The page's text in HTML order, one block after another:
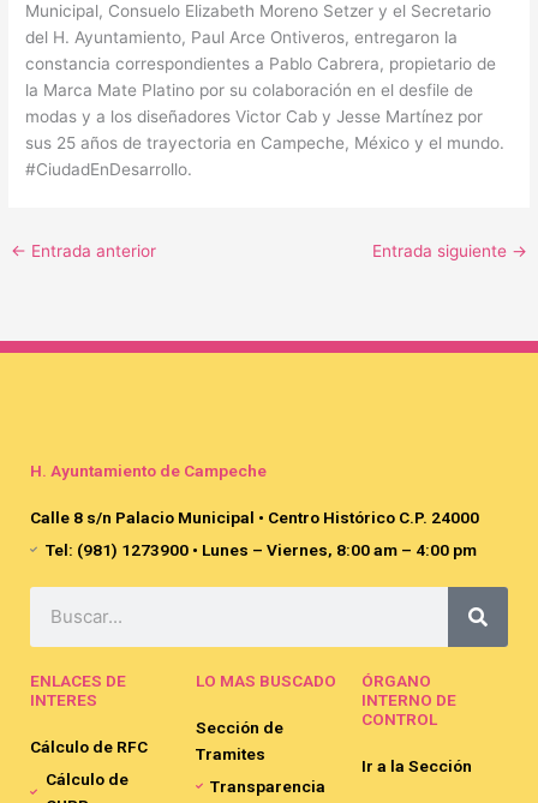
Municipal, Consuelo Elizabeth Moreno Setzer y el Secretario
del H. Ayuntamiento, Paul Arce Ontiveros, entregaron la
constancia correspondientes a Pablo Cabrera, propietario de
la Marca Mate Platino por su colaboración en el desfile de
modas y a los diseñadores Victor Cab y Jesse Martínez por
sus 25 años de trayectoria en Campeche, México y el mundo.
#CiudadEnDesarrollo.
← Entrada anterior Entrada siguiente →
H. Ayuntamiento de Campeche
Calle 8 s/n Palacio Municipal • Centro Histórico C.P. 24000
Tel: (981) 1273900 • Lunes – Viernes, 8:00 am – 4:00 pm
ENLACES DE
INTERES
Cálculo de RFC
Cálculo de
LO MAS BUSCADO
Sección de
Tramites
Transparencia
ÓRGANO
INTERNO DE
CONTROL
Ir a la Sección